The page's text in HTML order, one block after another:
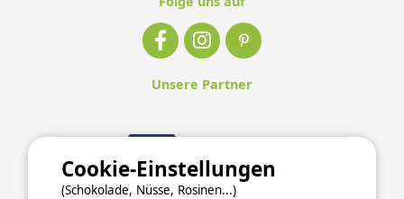
Unsere Partner
Cookie-Einstellungen
(Schokolade, Nüsse, Rosinen...)